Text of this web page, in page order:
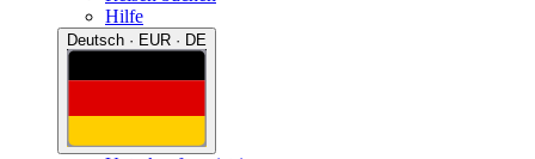
Hilfe
Deutsch · EUR · DE